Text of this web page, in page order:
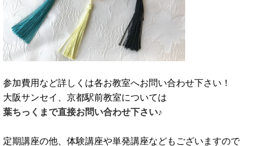
参加費用など詳しくは各お教室へお問い合わせ下さい！
大阪サンセイ、京都駅前教室については
葉ちっくまで直接お問い合わせ下さい♪
定期講座の他、体験講座や単発講座などもございますので